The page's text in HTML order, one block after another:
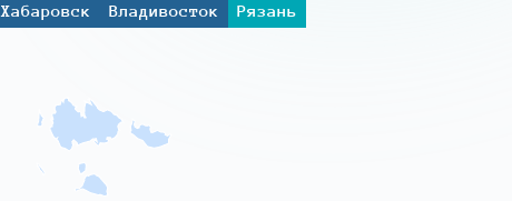
Хабаровск Владивосток
Рязань